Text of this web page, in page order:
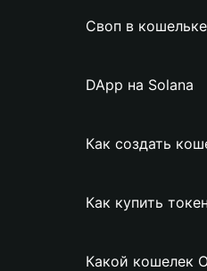
Своп в
DApp на Solana
Как создать
Как купить
Какой кошелек